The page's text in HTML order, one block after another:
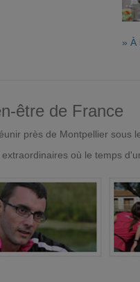
» À
être de France
près de Montpellier sous
où le temps